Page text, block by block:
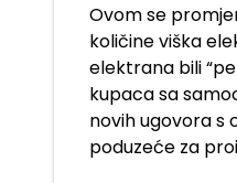
Ovom se
količine viška
elektrana bili
kupaca sa
novih ugovora s
poduzeće za